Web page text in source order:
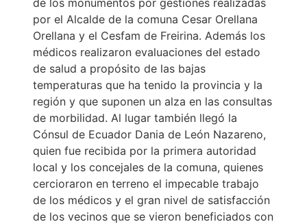
por el Alcalde de la comuna Cesar Orellana
Orellana y el Cesfam de Freirina. Además los
médicos realizaron evaluaciones del estado
de salud a propósito de las bajas
temperaturas que ha tenido la provincia y la
región y que suponen un alza en las consultas
de morbilidad. Al lugar también llegó la
Cónsul de Ecuador Dania de León Nazareno,
quien fue recibida por la primera autoridad
local y los concejales de la comuna, quienes
cercioraron en terreno el impecable trabajo
de los médicos y el gran nivel de satisfacción
de los vecinos que se vieron beneficiados con